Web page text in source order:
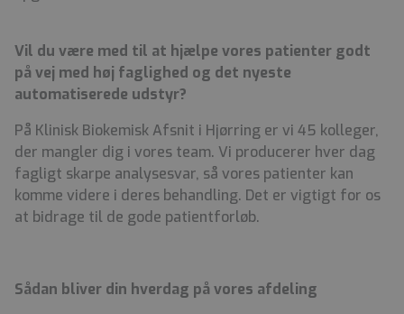
Vil du være med til at hjælpe vores patienter godt
på vej med høj faglighed og det nyeste
automatiserede udstyr?
På Klinisk Biokemisk Afsnit i Hjørring er vi 45 kolleger,
der mangler dig i vores team. Vi producerer hver dag
fagligt skarpe analysesvar, så vores patienter kan
komme videre i deres behandling. Det er vigtigt for os
at bidrage til de gode patientforløb.
Sådan bliver din hverdag på vores afdeling